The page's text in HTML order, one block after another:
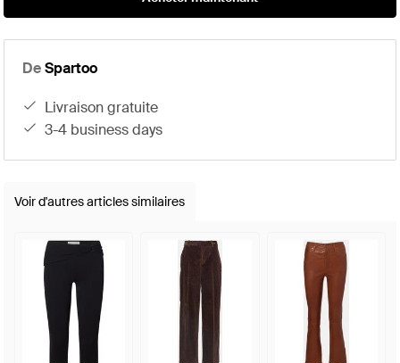
DeSpartoo
livraison gratuite
3-4 business days
Voir d'autres articles similaires